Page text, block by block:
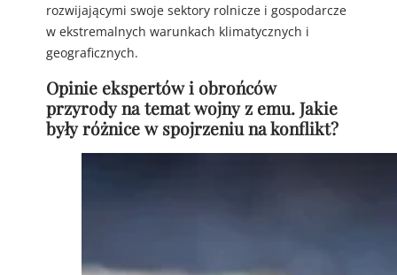
rozwijającymi swoje sektory rolnicze i gospodarcze
w ekstremalnych warunkach klimatycznych i
geograficznych.
Opinie ekspertów i obrońców
przyrody na temat wojny z emu. Jakie
były różnice w spojrzeniu na konflikt?